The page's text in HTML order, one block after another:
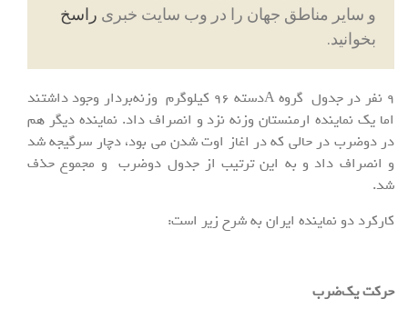
و سایر مناطق جهان را در وب سایت خبری راسخ
بخوانید.
۹ نفر در جدول گروه Aدسته ۹۶ کیلوگرم وزنه‌بردار وجود داشتند
اما یک نماینده ارمنستان وزنه نزد و انصراف داد. نماینده دیگر هم
در دوضرب در حالی که در اغاز اوت شدن می بود، دچار سرگیجه شد
و انصراف داد و به این ترتیب از جدول دوضرب و مجموع حذف
شد.
کارکرد دو نماینده ایران به شرح زیر است:
حرکت یک‌ضرب